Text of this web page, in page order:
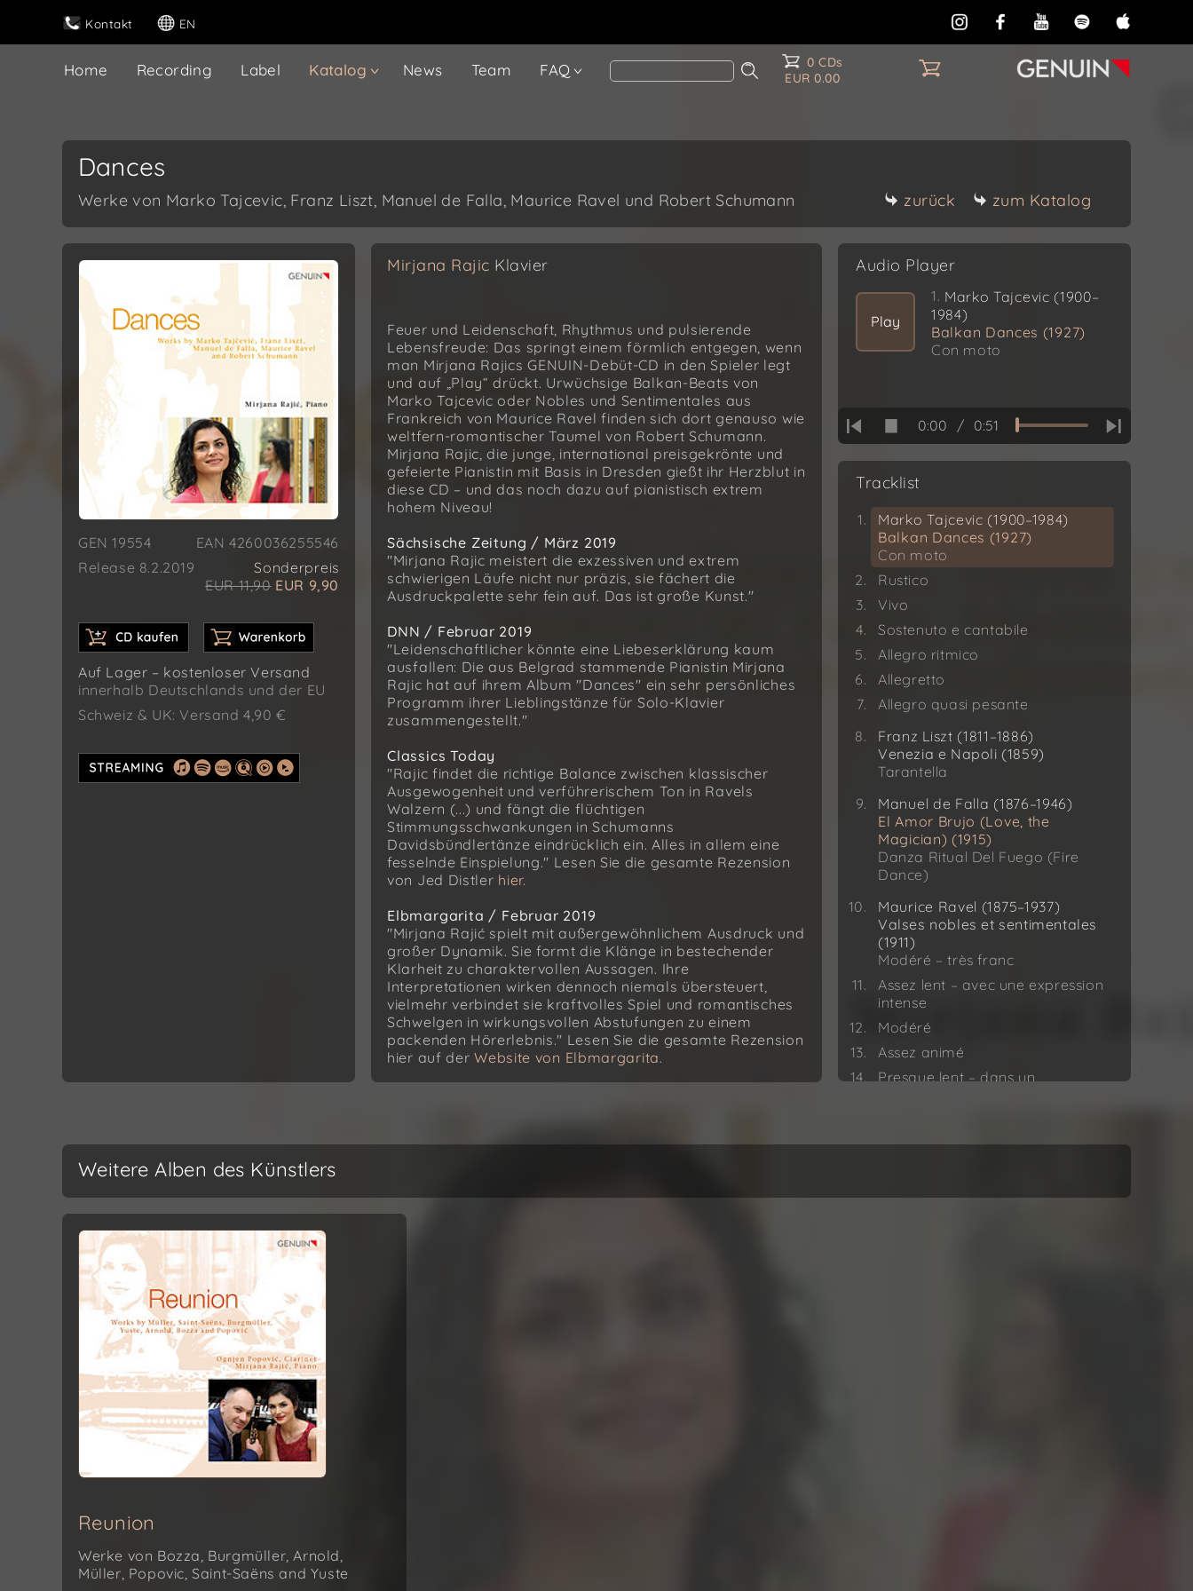
Kontakt EN
Home Recording Label Katalog News Team FAQ
0 CDs
EUR 0.00
Dances
Werke von Marko Tajcevic, Franz Liszt, Manuel de Falla, Maurice Ravel und Robert Schumann zurück zum Katalog
GEN 19554
EAN 4260036255546
Release 8.2.2019
Sonderpreis
EUR 11,90 EUR 9,90
Auf Lager – kostenloser Versand
innerhalb Deutschlands und der EU
Schweiz & UK: Versand 4,90 €
Mirjana Rajic Klavier
Feuer und Leidenschaft, Rhythmus und pulsierende
Lebensfreude: Das springt einem förmlich entgegen, wenn
man Mirjana Rajics GENUIN-Debüt-CD in den Spieler legt
und auf „Play“ drückt. Urwüchsige Balkan-Beats von
Marko Tajcevic oder Nobles und Sentimentales aus
Frankreich von Maurice Ravel finden sich dort genauso wie
weltfern-romantischer Taumel von Robert Schumann.
Mirjana Rajic, die junge, international preisgekrönte und
gefeierte Pianistin mit Basis in Dresden gießt ihr Herzblut in
diese CD – und das noch dazu auf pianistisch extrem
hohem Niveau!
Sächsische Zeitung / März 2019
"Mirjana Rajic meistert die exzessiven und extrem
schwierigen Läufe nicht nur präzis, sie fächert die
Ausdruckpalette sehr fein auf. Das ist große Kunst."
DNN / Februar 2019
"Leidenschaftlicher könnte eine Liebeserklärung kaum
ausfallen: Die aus Belgrad stammende Pianistin Mirjana
Rajic hat auf ihrem Album "Dances" ein sehr persönliches
Programm ihrer Lieblingstänze für Solo-Klavier
zusammengestellt."
Classics Today
"Rajic findet die richtige Balance zwischen klassischer
Ausgewogenheit und verführerischem Ton in Ravels
Walzern (...) und fängt die flüchtigen
Stimmungsschwankungen in Schumanns
Davidsbündlertänze eindrücklich ein. Alles in allem eine
fesselnde Einspielung." Lesen Sie die gesamte Rezension
von Jed Distler hier.
Elbmargarita / Februar 2019
"Mirjana Rajić spielt mit außergewöhnlichem Ausdruck und
großer Dynamik. Sie formt die Klänge in bestechender
Klarheit zu charaktervollen Aussagen. Ihre
Interpretationen wirken dennoch niemals übersteuert,
vielmehr verbindet sie kraftvolles Spiel und romantisches
Schwelgen in wirkungsvollen Abstufungen zu einem
packenden Hörerlebnis." Lesen Sie die gesamte Rezension
hier auf derWebsite von Elbmargarita.
Audio Player
Play
1. Marko Tajcevic (1900–
1984)
Balkan Dances (1927)
Con moto
0:00 / 0:51
Tracklist
Marko Tajcevic (1900–1984)
Balkan Dances (1927)
Con moto
Rustico
Vivo
Sostenuto e cantabile
Allegro ritmico
Allegretto
Allegro quasi pesante
Franz Liszt (1811–1886)
Venezia e Napoli (1859)
Tarantella
Manuel de Falla (1876–1946)
El Amor Brujo (Love, the
Magician) (1915)
Danza Ritual Del Fuego (Fire
Dance)
Maurice Ravel (1875–1937)
Valses nobles et sentimentales
(1911)
Modéré – très franc
Assez lent – avec une expression
intense
Modéré
Assez animé
Presque lent – dans un
Moins vif
Robert Schumann (1810–1856)
Weitere Alben des Künstlers
Reunion
Werke von Bozza, Burgmüller, Arnold,
Müller, Popovic, Saint-Saëns and Yuste